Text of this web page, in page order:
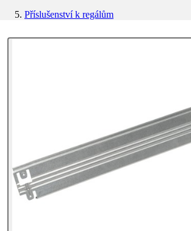
Příslušenství k regálům